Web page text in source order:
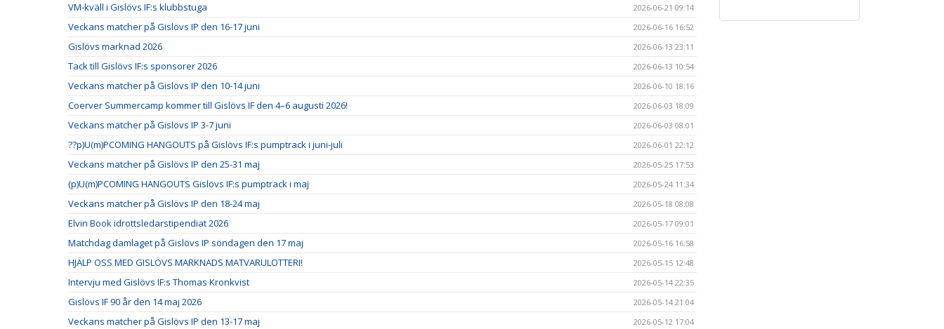
VM-kväll i Gislövs IF:s klubbstuga 2026-06-21 09:14
Veckans matcher på Gislövs IP den 16-17 juni 2026-06-16 16:52
Gislövs marknad 2026 2026-06-13 23:11
Tack till Gislövs IF:s sponsorer 2026 2026-06-13 10:54
Veckans matcher på Gislövs IP den 10-14 juni 2026-06-10 18:16
Coerver Summercamp kommer till Gislövs IF den 4–6 augusti 2026! 2026-06-03 18:09
Veckans matcher på Gislövs IP 3-7 juni 2026-06-03 08:01
??p)U(m)PCOMING HANGOUTS på Gislövs IF:s pumptrack i juni-juli 2026-06-01 22:12
Veckans matcher på Gislövs IP den 25-31 maj 2026-05-25 17:53
(p)U(m)PCOMING HANGOUTS Gislövs IF:s pumptrack i maj 2026-05-24 11:34
Veckans matcher på Gislövs IP den 18-24 maj 2026-05-18 08:08
Elvin Book idrottsledarstipendiat 2026 2026-05-17 09:01
Matchdag damlaget på Gislövs IP söndagen den 17 maj 2026-05-16 16:58
HJÄLP OSS MED GISLÖVS MARKNADS MATVARULOTTERI! 2026-05-15 12:48
Intervju med Gislövs IF:s Thomas Kronkvist 2026-05-14 22:35
Gislövs IF 90 år den 14 maj 2026 2026-05-14 21:04
Veckans matcher på Gislövs IP den 13-17 maj 2026-05-12 17:04